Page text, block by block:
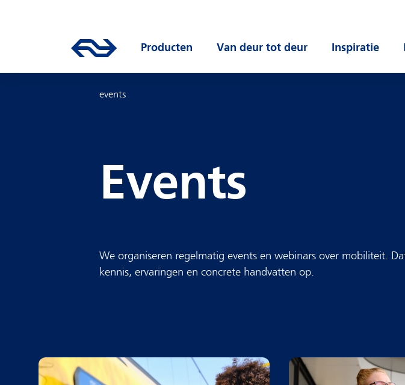
Ga naar de homepage van ns.nl
Producten Open submenu
Van deur tot deur Open submenu
Inspiratie
events
Events
We organiseren regelmatig events en webinars over mobiliteit.
kennis, ervaringen en concrete handvatten op.